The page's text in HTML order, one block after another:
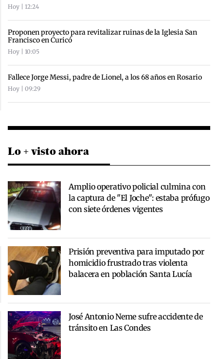
Hoy | 12:24
Proponen proyecto para revitalizar ruinas de la Iglesia San
Francisco en Curicó
Hoy | 10:05
Fallece Jorge Messi, padre de Lionel, a los 68 años en Rosario
Hoy | 09:29
Lo + visto ahora
Amplio operativo policial culmina con
la captura de "El Joche": estaba prófugo
con siete órdenes vigentes
Prisión preventiva para imputado por
homicidio frustrado tras violenta
balacera en población Santa Lucía
José Antonio Neme sufre accidente de
tránsito en Las Condes